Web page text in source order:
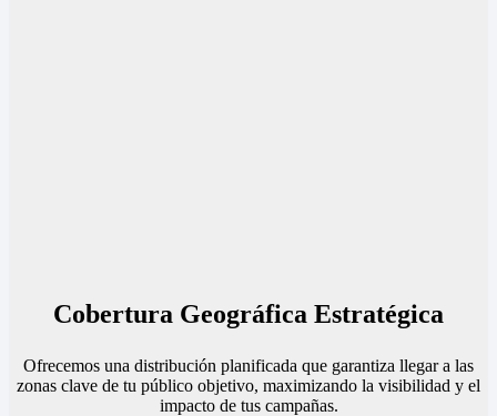
Cobertura Geográfica Estratégica
Ofrecemos una distribución planificada que garantiza llegar a las
zonas clave de tu público objetivo, maximizando la visibilidad y el
impacto de tus campañas.